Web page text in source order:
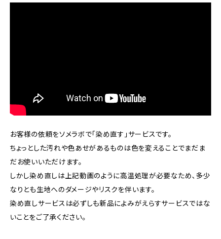
お客様の依頼をソメラボで「染め直す」サービスです。
ちょっとした汚れや色あせがあるものは色を変えることでまだま
だお使いいただけます。
しかし染め直しは上記動画のように高温処理が必要なため、多少
なりとも生地へのダメージやリスクを伴います。
染め直しサービスは必ずしも新品によみがえらすサービスではな
いことをご了承ください。